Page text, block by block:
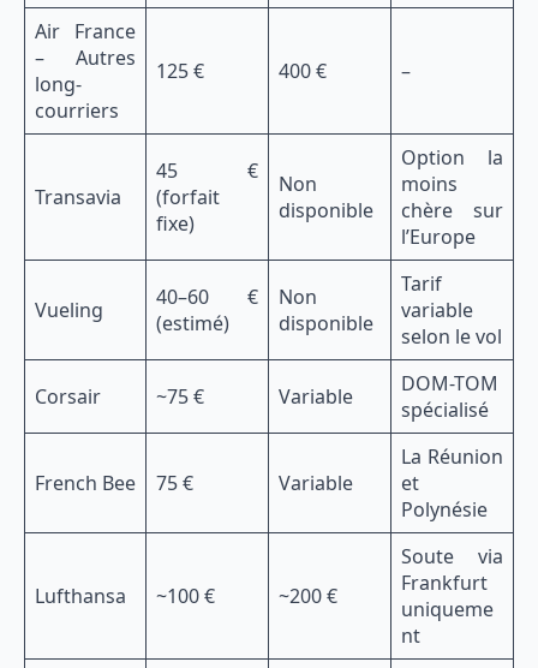
Air France
– Autres
long-
courriers
125 € 400 € –
Transavia
45 €
(forfait
fixe)
Non
disponible
Option la
moins
chère sur
l’Europe
Vueling
40–60 €
(estimé)
Non
disponible
Tarif
variable
selon le vol
Corsair ~75 € Variable
DOM-TOM
spécialisé
French Bee 75 € Variable
La Réunion
et
Polynésie
Lufthansa ~100 € ~200 €
Soute via
Frankfurt
uniqueme
nt